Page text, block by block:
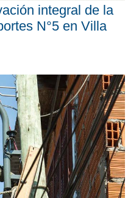
integral de la
N°5 en Villa